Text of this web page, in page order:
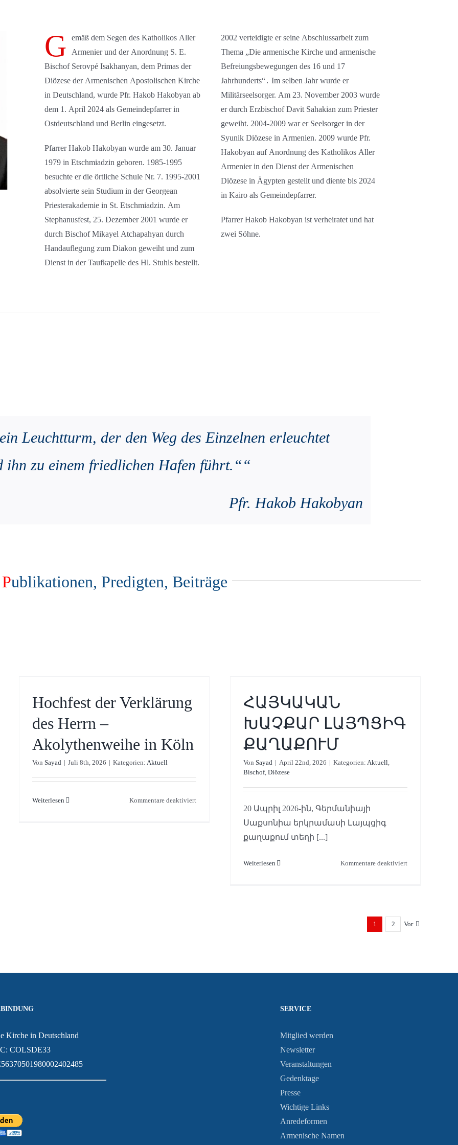
G
emäß dem Segen des Katholikos Aller
Armenier und der Anordnung S. E.
Bischof Serovpé Isakhanyan, dem Primas der
Diözese der Armenischen Apostolischen Kirche
in Deutschland, wurde Pfr. Hakob Hakobyan ab
dem 1. April 2024 als Gemeindepfarrer in
Ostdeutschland und Berlin eingesetzt.
Pfarrer Hakob Hakobyan wurde am 30. Januar
1979 in Etschmiadzin geboren. 1985-1995
besuchte er die örtliche Schule Nr. 7. 1995-2001
absolvierte sein Studium in der Georgean
Priesterakademie in St. Etschmiadzin. Am
Stephanusfest, 25. Dezember 2001 wurde er
durch Bischof Mikayel Atchapahyan durch
Handauflegung zum Diakon geweiht und zum
Dienst in der Taufkapelle des Hl. Stuhls bestellt.
2002 verteidigte er seine Abschlussarbeit zum
Thema „Die armenische Kirche und armenische
Befreiungsbewegungen des 16 und 17
Jahrhunderts“․ Im selben Jahr wurde er
Militärseelsorger. Am 23. November 2003 wurde
er durch Erzbischof Davit Sahakian zum Priester
geweiht. 2004-2009 war er Seelsorger in der
Syunik Diözese in Armenien. 2009 wurde Pfr.
Hakobyan auf Anordnung des Katholikos Aller
Armenier in den Dienst der Armenischen
Diözese in Ägypten gestellt und diente bis 2024
in Kairo als Gemeindepfarrer.
Pfarrer Hakob Hakobyan ist verheiratet und hat
zwei Söhne.
Leuchtturm, der den Weg des Einzelnen erleuchtet
ihn zu einem friedlichen Hafen führt.““
Pfr. Hakob Hakobyan
Publikationen, Predigten, Beiträge
Hochfest der Verklärung
des Herrn –
Akolythenweihe in Köln
Von Sayad | Juli 8th, 2026 | Kategorien: Aktuell
Weiterlesen Kommentare deaktiviertfür
Aktuell Bischof Diözese
ՀԱՅԿԱԿԱՆ
ԽԱՉՔԱՐ ԼԱՅՊՑԻԳ
ՔԱՂԱՔՈՒՄ
Von Sayad | April 22nd, 2026 | Kategorien: Aktuell
Bischof, Diözese
20 Ապրիլ 2026-ին, Գերմանիայի
Սաքսոնիա երկրամասի Լայպցիգ
քաղաքում տեղի [...]
Weiterlesen Kommentare deaktiviertfür
1
2 Vor
Kirche in Deutschland
COLSDE33
SERVICE
Mitglied werden
Newsletter
Veranstaltungen
Gedenktage
Presse
Wichtige Links
Anredeformen
Armenische Namen